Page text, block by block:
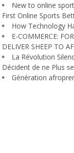
New to online
First Online Sports
How Technology
E-COMMERCE:
DELIVER SHEEP TO
La Révolution
Décident de ne Plus
Génération